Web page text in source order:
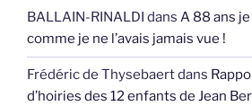
BALLAIN-RINALDI dans A 88 ans
comme je ne l’avais jamais vue !
Frédéric de Thysebaertdans
d’hoiries des 12 enfants de Jean